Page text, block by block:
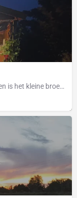
Little Carpvalley ligt net onder Hilvarenbeek en is het kleine broertje van Carpvalley. Eigenaar Ad Brak…